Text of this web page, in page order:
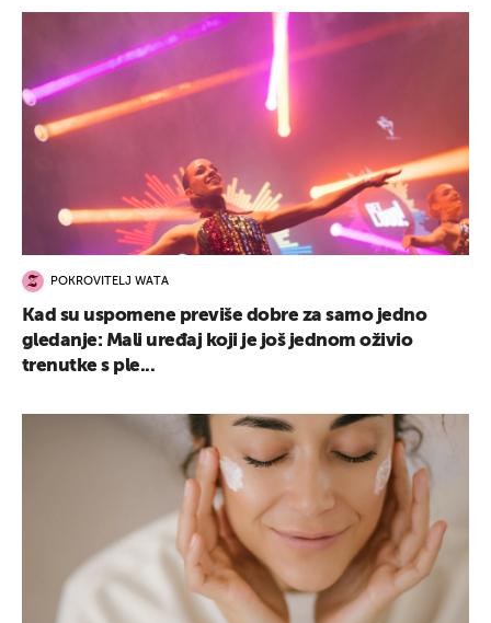
POKROVITELJ WATA
Kad su uspomene previše dobre za samo jedno
gledanje: Mali uređaj koji je još jednom oživio
trenutke s ple...